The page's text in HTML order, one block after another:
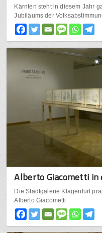
Kärnten steht in diesem Jahr
Jubiläums der
Alberto Giacometti
Die Stadtgalerie Klagenfurt
Alberto Giacometti.